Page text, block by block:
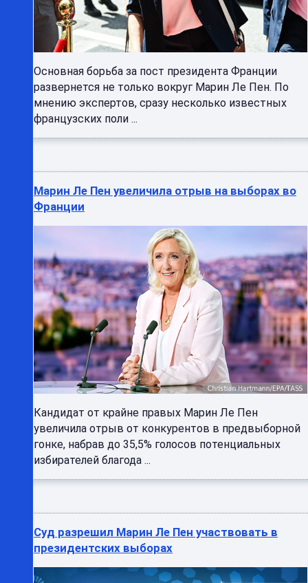
Основная борьба за пост президента Франции
развернется не только вокруг Марин Ле Пен. По
мнению экспертов, сразу несколько известных
французских поли ...
Марин Ле Пен увеличила отрыв на выборах во
Франции
Кандидат от крайне правых Марин Ле Пен
увеличила отрыв от конкурентов в предвыборной
гонке, набрав до 35,5% голосов потенциальных
избирателей благода ...
Суд разрешил Марин Ле Пен участвовать в
президентских выборах